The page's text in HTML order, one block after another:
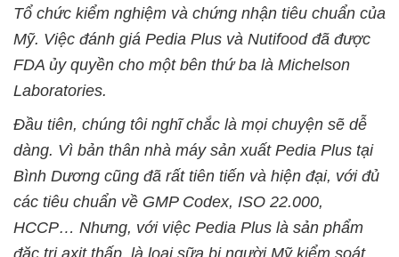
Tổ chức kiểm nghiệm và chứng nhận tiêu chuẩn của
Mỹ. Việc đánh giá Pedia Plus và Nutifood đã được
FDA ủy quyền cho một bên thứ ba là Michelson
Laboratories.
Đầu tiên, chúng tôi nghĩ chắc là mọi chuyện sẽ dễ
dàng. Vì bản thân nhà máy sản xuất Pedia Plus tại
Bình Dương cũng đã rất tiên tiến và hiện đại, với đủ
các tiêu chuẩn về GMP Codex, ISO 22.000,
HCCP… Nhưng, với việc Pedia Plus là sản phẩm
đặc trị axit thấp, là loại sữa bị người Mỹ kiểm soát